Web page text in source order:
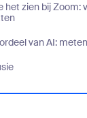
het zien bij Zoom:
we het zien bij
van AI:
voordeel van AI: